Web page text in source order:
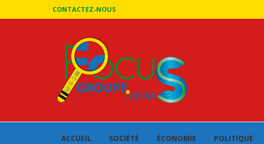
CONTACTEZ-NOUS
ACCUEIL SOCIÉTÉ ÉCONOMIE POLITIQUE